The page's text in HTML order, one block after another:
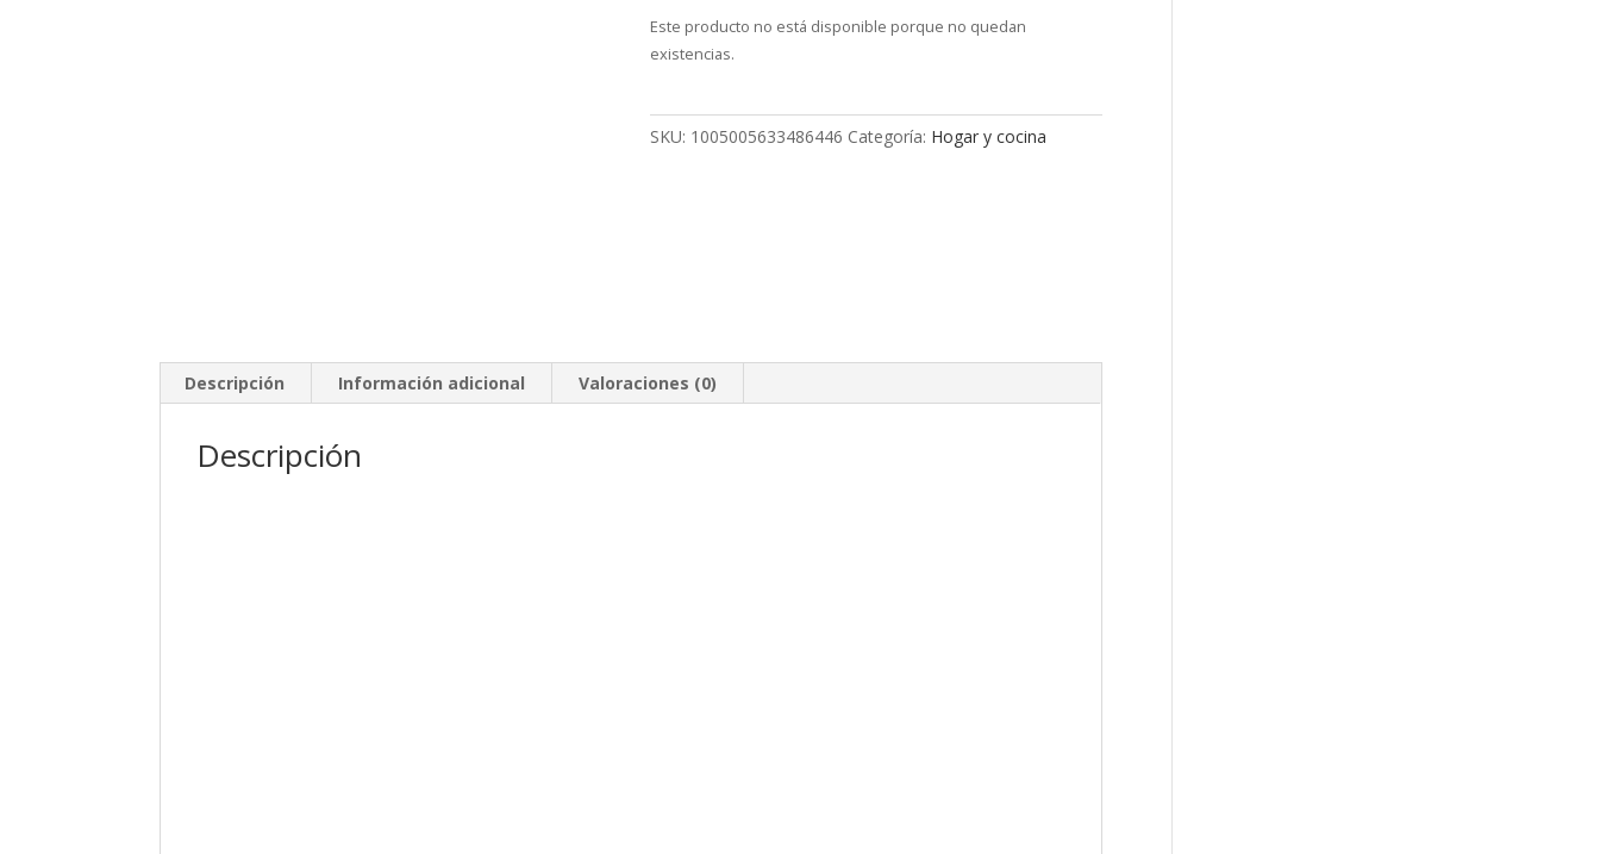
Este producto no está disponible porque no quedan
existencias.
SKU: 1005005633486446 Categoría: Hogar y cocina
Descripción Información adicional Valoraciones (0)
Descripción